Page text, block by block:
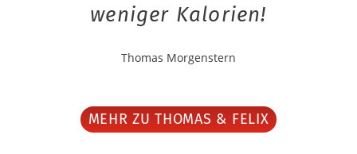
weniger Kalorien!
Thomas Morgenstern
MEHR ZU THOMAS & FELIX